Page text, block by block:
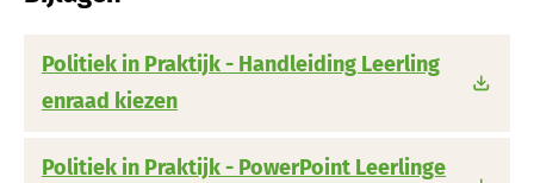
Politiek in Praktijk - Handleiding Leerling
enraad kiezen
Politiek in Praktijk - PowerPoint Leerlinge